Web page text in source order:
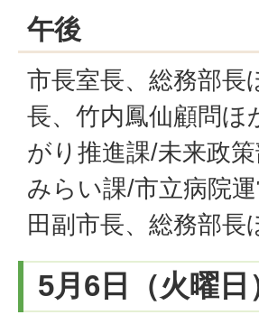
午後
市長室長、総務部長
長、竹内鳳仙顧問
がり推進課/未来政
みらい課/市立病院
田副市長、総務部長
5月6日（火曜日